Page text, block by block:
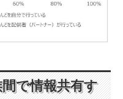
で情報共有す